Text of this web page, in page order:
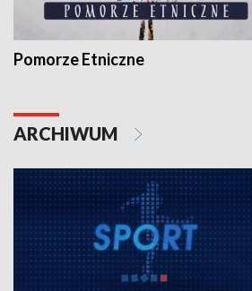
Pomorze Etniczne
ARCHIWUM